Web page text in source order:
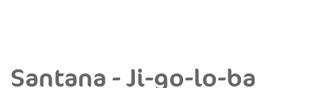
Santana - Ji-go-lo-ba